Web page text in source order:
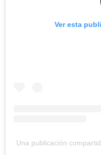
Ver esta
Una publicación